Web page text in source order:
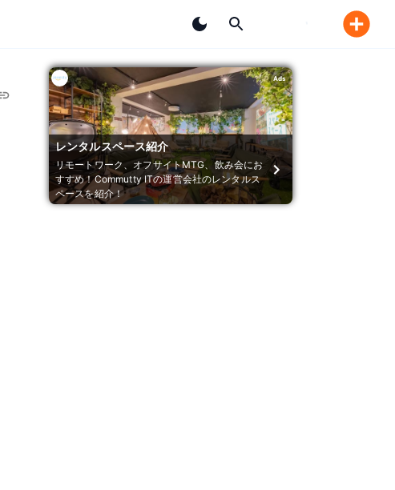
Ads
レンタルスペース紹介
リモートワーク、オフサイトMTG、飲み会にお
すすめ！Commutty ITの運営会社のレンタルス
ペースを紹介！